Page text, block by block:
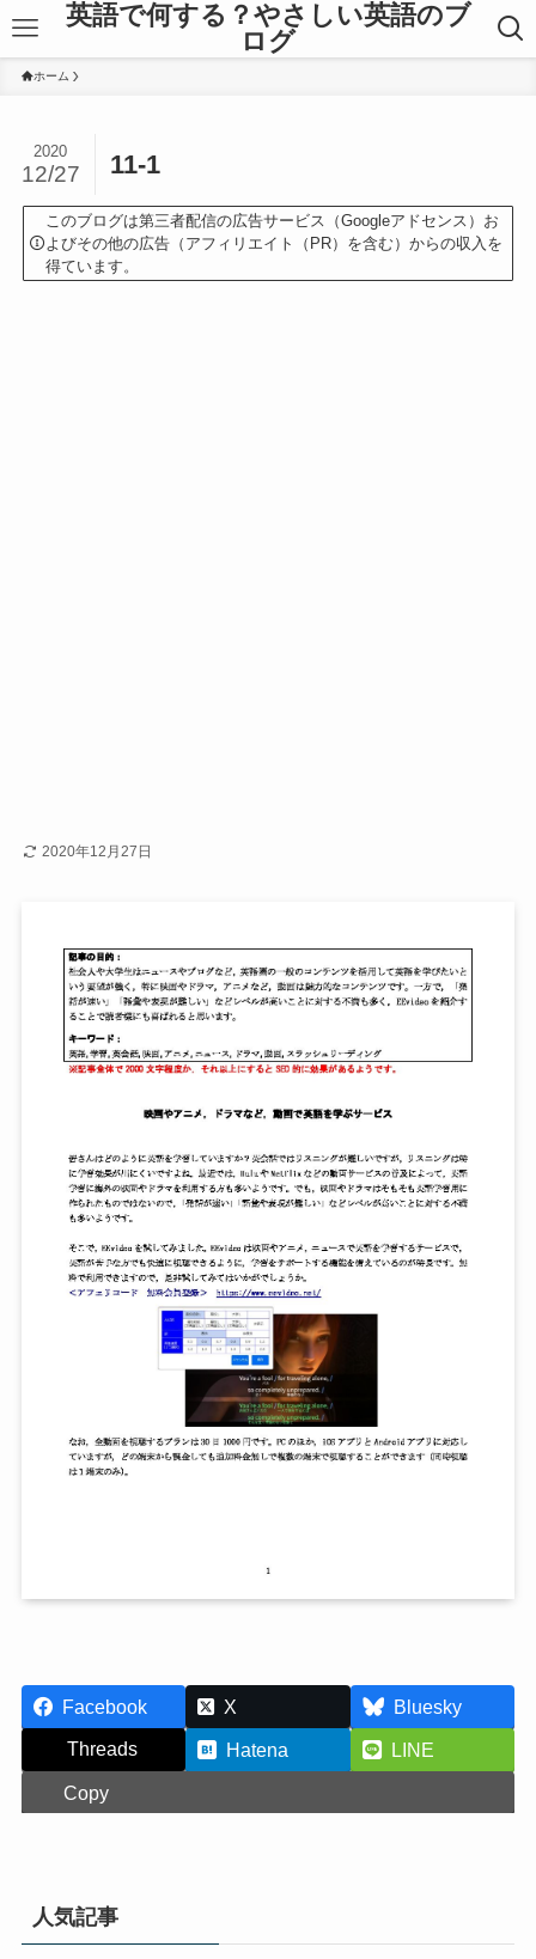
英語で何する？やさしい英語のブ
ログ
ホーム
11-1
2020
12/27
このブログは第三者配信の広告サービス（Googleアドセンス）お
よびその他の広告（アフィリエイト（PR）を含む）からの収入を
得ています。
2020年12月27日
Facebook X
Bluesky
Threads
Hatena
LINE
Copy
人気記事